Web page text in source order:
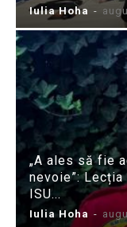
Iulia Hoha -
„A ales să fie
nevoie”:
ISU...
Iulia Hoha -